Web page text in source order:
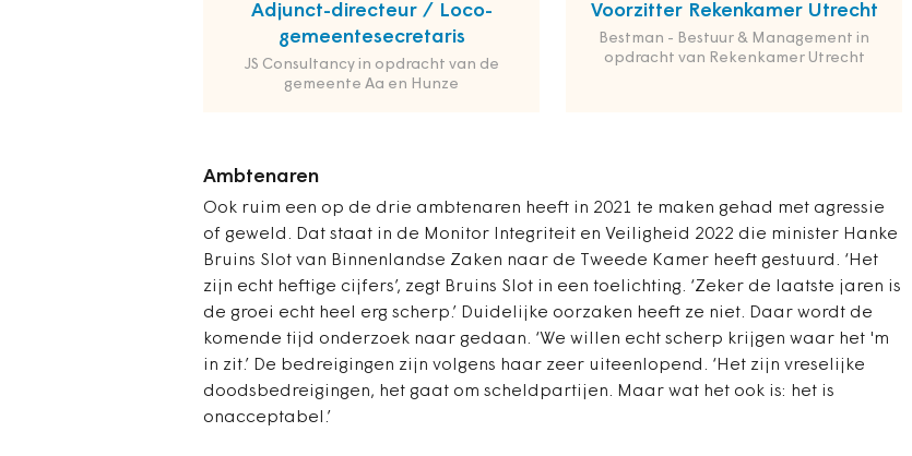
Adjunct-directeur / Loco-
gemeentesecretaris
JS Consultancy in opdracht van de
gemeente Aa en Hunze
Voorzitter Rekenkamer Utrecht
Bestman - Bestuur & Management in
opdracht van Rekenkamer Utrecht
Ambtenaren
Ook ruim een op de drie ambtenaren heeft in 2021 te maken gehad met agressie
of geweld. Dat staat in de Monitor Integriteit en Veiligheid 2022 die minister Hanke
Bruins Slot van Binnenlandse Zaken naar de Tweede Kamer heeft gestuurd. ‘Het
zijn echt heftige cijfers’, zegt Bruins Slot in een toelichting. ‘Zeker de laatste jaren is
de groei echt heel erg scherp.’ Duidelijke oorzaken heeft ze niet. Daar wordt de
komende tijd onderzoek naar gedaan. ‘We willen echt scherp krijgen waar het 'm
in zit.’ De bedreigingen zijn volgens haar zeer uiteenlopend. ‘Het zijn vreselijke
doodsbedreigingen, het gaat om scheldpartijen. Maar wat het ook is: het is
onacceptabel.’